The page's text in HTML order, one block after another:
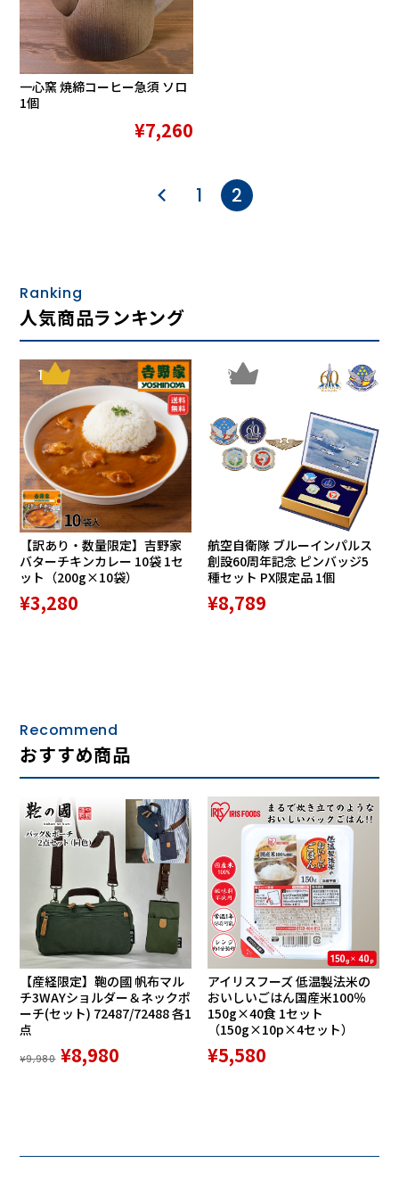
一心窯 焼締コーヒー急須 ソロ
1個
¥7,260
1 2
Ranking
人気商品ランキング
1
【訳あり・数量限定】吉野家
バターチキンカレー 10袋 1セ
ット（200g×10袋）
¥3,280
2
航空自衛隊 ブルーインパルス
創設60周年記念 ピンバッジ5
種セット PX限定品 1個
¥8,789
Recommend
おすすめ商品
【産経限定】鞄の國 帆布マル
チ3WAYショルダー＆ネックポ
ーチ(セット) 72487/72488 各1
点
¥9,980 ¥8,980
アイリスフーズ 低温製法米の
おいしいごはん国産米100％
150g×40食 1セット
（150g×10p×4セット）
¥5,580